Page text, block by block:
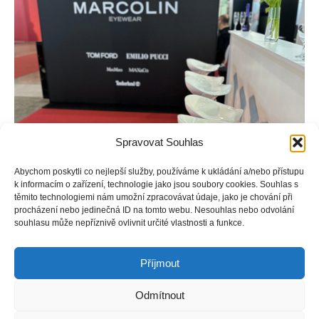
Spravovat Souhlas
Abychom poskytli co nejlepší služby, používáme k ukládání a/nebo přístupu
k informacím o zařízení, technologie jako jsou soubory cookies. Souhlas s
těmito technologiemi nám umožní zpracovávat údaje, jako je chování při
procházení nebo jedinečná ID na tomto webu. Nesouhlas nebo odvolání
souhlasu může nepříznivě ovlivnit určité vlastnosti a funkce.
Příjmout
Odmítnout